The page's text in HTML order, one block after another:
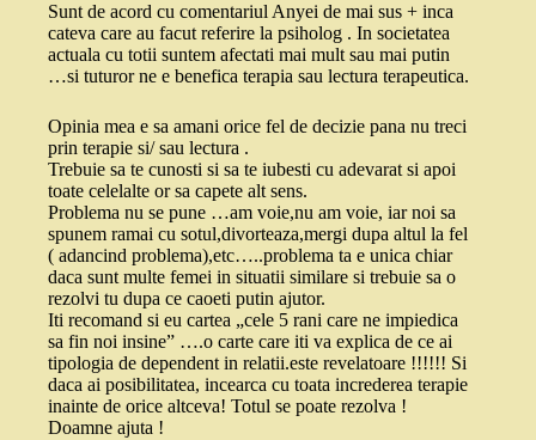
Sunt de acord cu comentariul Anyei de mai sus + inca
cateva care au facut referire la psiholog . In societatea
actuala cu totii suntem afectati mai mult sau mai putin
…si tuturor ne e benefica terapia sau lectura terapeutica.
Opinia mea e sa amani orice fel de decizie pana nu treci
prin terapie si/ sau lectura .
Trebuie sa te cunosti si sa te iubesti cu adevarat si apoi
toate celelalte or sa capete alt sens.
Problema nu se pune …am voie,nu am voie, iar noi sa
spunem ramai cu sotul,divorteaza,mergi dupa altul la fel
( adancind problema),etc…..problema ta e unica chiar
daca sunt multe femei in situatii similare si trebuie sa o
rezolvi tu dupa ce caoeti putin ajutor.
Iti recomand si eu cartea „cele 5 rani care ne impiedica
sa fin noi insine” ….o carte care iti va explica de ce ai
tipologia de dependent in relatii.este revelatoare !!!!!! Si
daca ai posibilitatea, incearca cu toata increderea terapie
inainte de orice altceva! Totul se poate rezolva !
Doamne ajuta !